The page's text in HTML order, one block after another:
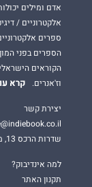
אדם ומילים
אלקטרוניים /
ספרים
הספרים בפני
הקוראים
וז'אנרים.
קרא
יצירת קשר
שדרות הרכס 13, מודיעין
למה אינדיבוק?
תקנון האתר